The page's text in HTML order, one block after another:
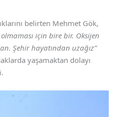
belirten Mehmet Gök,
olmaması için bire bir. Oksijen
Şehir hayatından uzağız”
yaşamaktan dolayı